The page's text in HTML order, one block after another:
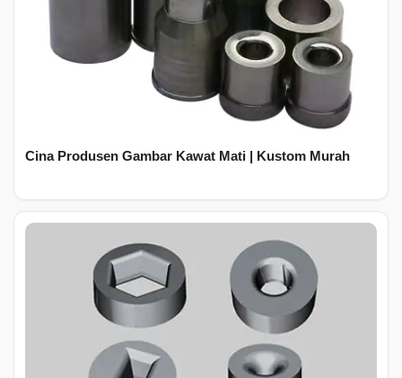
Cina Produsen Gambar Kawat Mati | Kustom Murah